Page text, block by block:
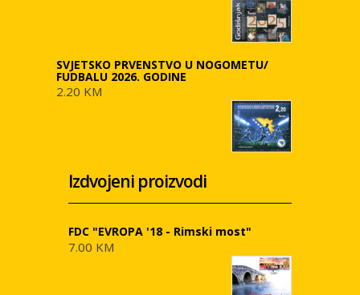
SVJETSKO PRVENSTVO U NOGOMETU/
FUDBALU 2026. GODINE
2.20 KM
Izdvojeni proizvodi
FDC "EVROPA '18 - Rimski most"
7.00 KM